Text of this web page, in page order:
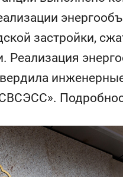
застройки,
Реализация